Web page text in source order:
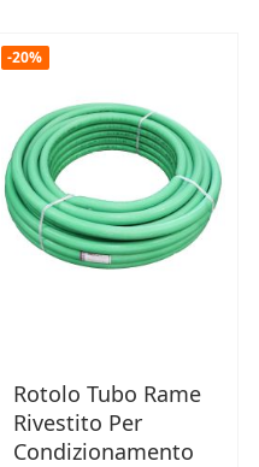
-20%
Rotolo Tubo Rame
Rivestito Per
Condizionamento